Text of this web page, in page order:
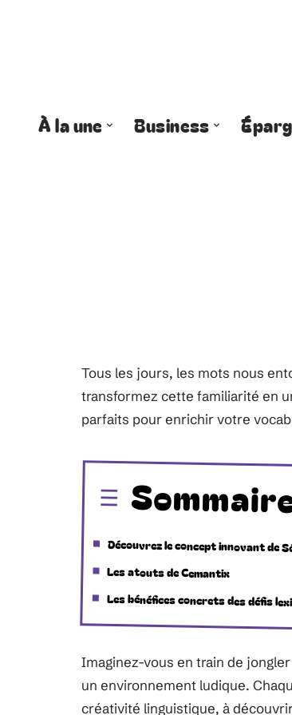
À la une Business
Tous les jours, les mots nous
transformez cette familiarité en
parfaits pour enrichir votre
Découvrez le concept innovant de
Les atouts de Cemantix
Les bénéfices concrets des défis
Imaginez-vous en train de
un environnement ludique.
créativité linguistique, à